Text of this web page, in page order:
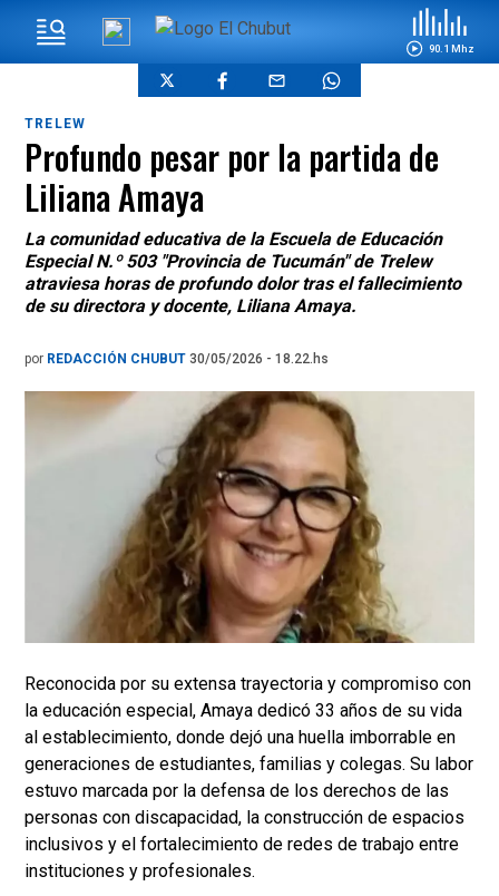
90.1 Mhz
TRELEW
Profundo pesar por la partida de
Liliana Amaya
La comunidad educativa de la Escuela de Educación
Especial N.º 503 "Provincia de Tucumán" de Trelew
atraviesa horas de profundo dolor tras el fallecimiento
de su directora y docente, Liliana Amaya.
por REDACCIÓN CHUBUT 30/05/2026 - 18.22.hs
Reconocida por su extensa trayectoria y compromiso con
la educación especial, Amaya dedicó 33 años de su vida
al establecimiento, donde dejó una huella imborrable en
generaciones de estudiantes, familias y colegas. Su labor
estuvo marcada por la defensa de los derechos de las
personas con discapacidad, la construcción de espacios
inclusivos y el fortalecimiento de redes de trabajo entre
instituciones y profesionales.